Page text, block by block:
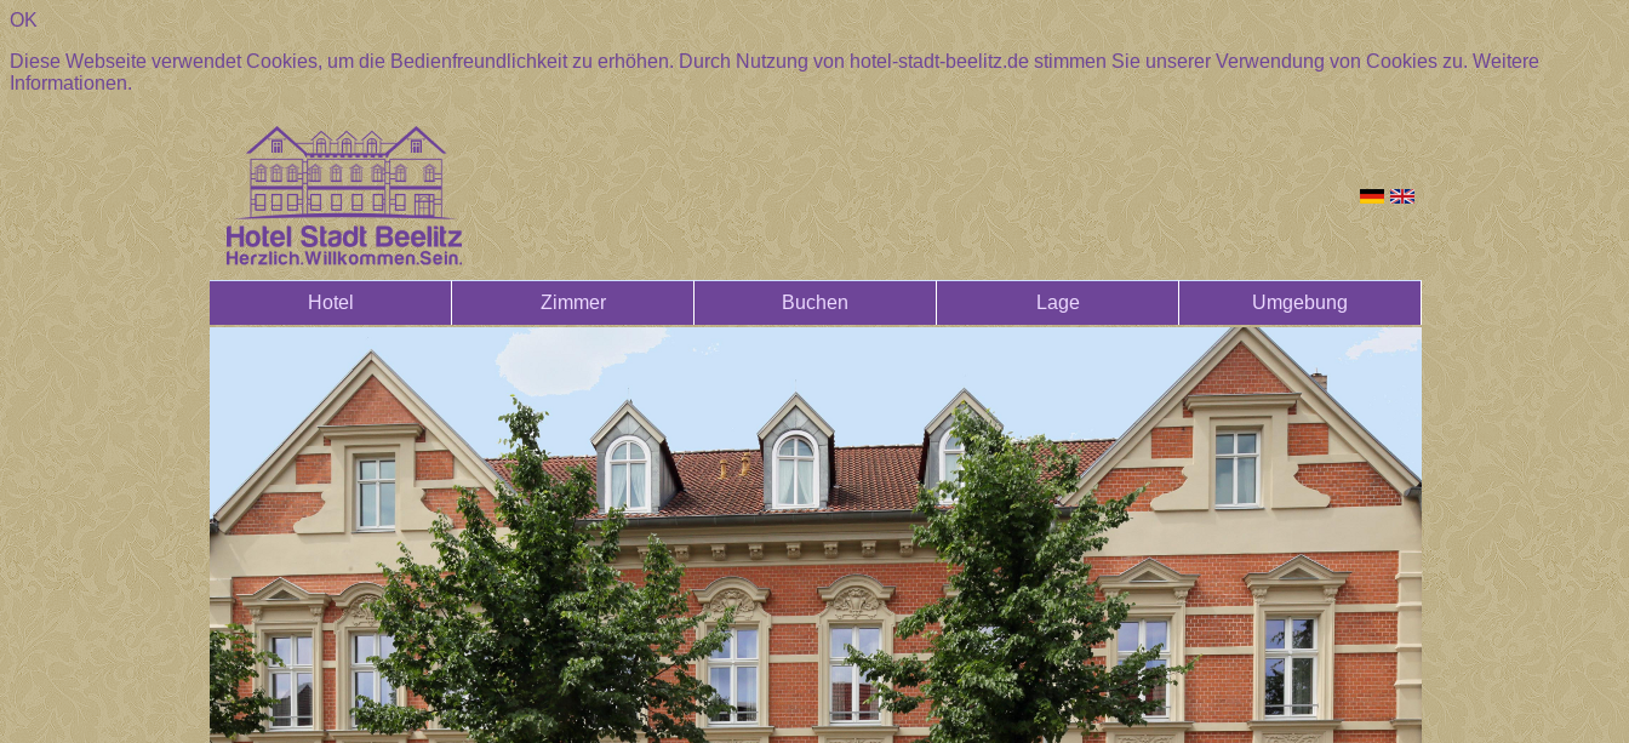
OK
Diese Webseite verwendet Cookies, um die Bedienfreundlichkeit zu erhöhen. Durch Nutzung von hotel-stadt-beelitz.de stimmen Sie unserer Verwendung von Cookies zu.Weitere
Informationen.
Hotel Zimmer Buchen Lage Umgebung